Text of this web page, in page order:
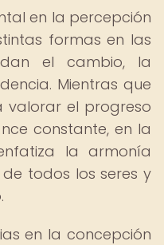
en la percepción
formas en las
el cambio, la
Mientras que
valorar el progreso
constante, en la
la armonía
todos los seres y
en la concepción